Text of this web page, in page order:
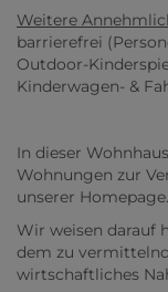
Weitere
barrierefrei
Outdoor-
Kinderwagen- &
In dieser
Wohnungen zur
unserer Homepage.
Wir weisen darauf
dem zu
wirtschaftliches